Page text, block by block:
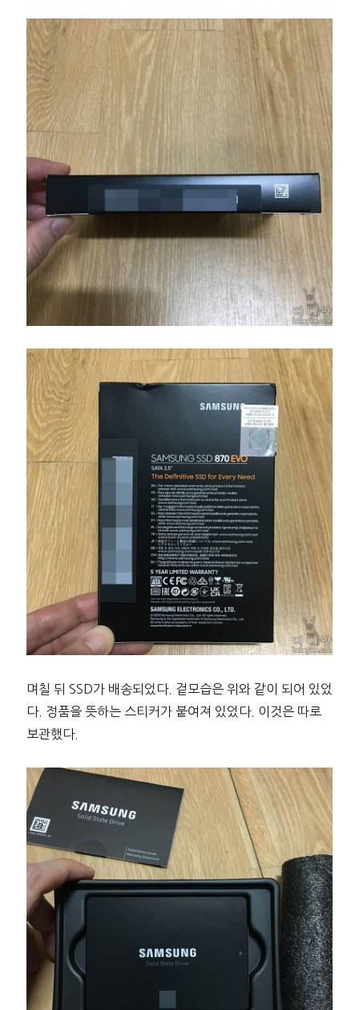
며칠 뒤 SSD가 배송되었다. 겉모습은 위와 같이 되어 있었
다. 정품을 뜻하는 스티커가 붙여져 있었다. 이것은 따로
보관했다.